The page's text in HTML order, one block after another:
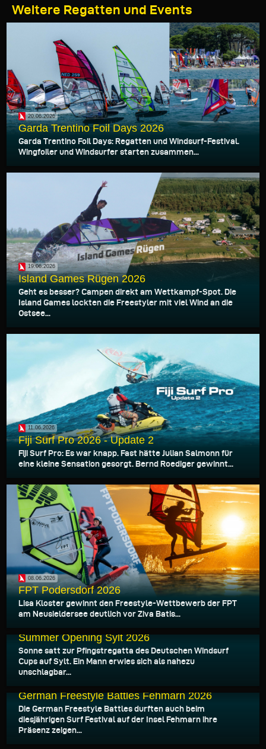
Weitere Regatten und Events
20.06.2026
Garda Trentino Foil Days 2026
Garda Trentino Foil Days: Regatten und Windsurf-Festival.
Wingfoiler und Windsurfer starten zusammen...
19.06.2026
Island Games Rügen 2026
Geht es besser? Campen direkt am Wettkampf-Spot. Die
Island Games lockten die Freestyler mit viel Wind an die
Ostsee...
11.06.2026
Fiji Surf Pro 2026 - Update 2
Fiji Surf Pro: Es war knapp. Fast hätte Julian Salmonn für
eine kleine Sensation gesorgt. Bernd Roediger gewinnt...
08.06.2026
FPT Podersdorf 2026
Lisa Kloster gewinnt den Freestyle-Wettbewerb der FPT
am Neusieldersee deutlich vor Ziva Batis...
Summer Opening Sylt 2026
Sonne satt zur Pfingstregatta des Deutschen Windsurf
Cups auf Sylt. Ein Mann erwies sich als nahezu
unschlagbar...
German Freestyle Battles Fehmarn 2026
Die German Freestyle Battles durften auch beim
diesjährigen Surf Festival auf der Insel Fehmarn ihre
Präsenz zeigen...